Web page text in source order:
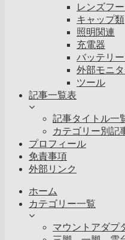
レンズフ
キャップ類
照明関連
充電器
バッテリ
外部モニ
ツール
記事一覧表
記事タイトル一
カテゴリー別記
プロフィール
免責事項
外部リンク
ホーム
カテゴリー一覧
マウントアダプ